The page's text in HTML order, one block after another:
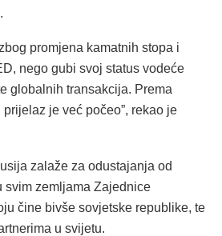
promjena kamatnih stopa i
nego gubi svoj status vodeće
globalnih transakcija. Prema
je već počeo”, rekao je
zalaže za odustajanja od
svim zemljama Zajednice
čine bivše sovjetske republike, te
u svijetu.